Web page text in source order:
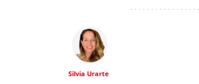
Silvia Urarte